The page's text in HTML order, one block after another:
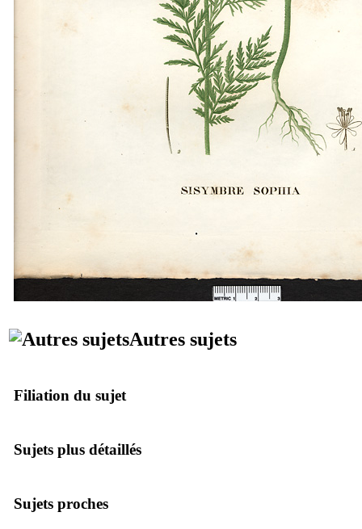
Autres sujets
Filiation du sujet
Sujets plus détaillés
Sujets proches